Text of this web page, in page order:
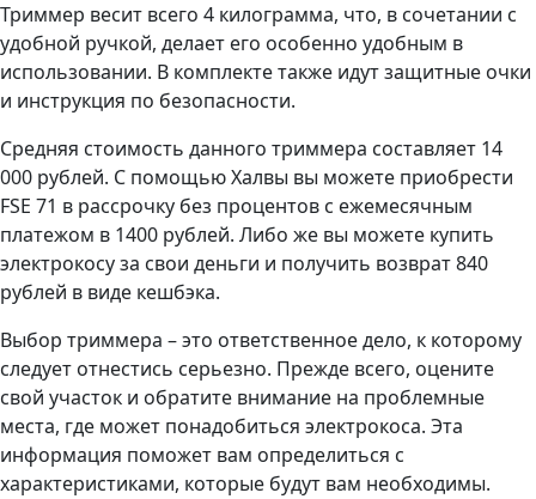
Триммер весит всего 4 килограмма, что, в сочетании с
удобной ручкой, делает его особенно удобным в
использовании. В комплекте также идут защитные очки
и инструкция по безопасности.
Средняя стоимость данного триммера составляет 14
000 рублей. C помощью Халвы вы можете приобрести
FSE 71 в рассрочку без процентов с ежемесячным
платежом в 1400 рублей. Либо же вы можете купить
электрокосу за свои деньги и получить возврат 840
рублей в виде кешбэка.
Выбор триммера – это ответственное дело, к которому
следует отнестись серьезно. Прежде всего, оцените
свой участок и обратите внимание на проблемные
места, где может понадобиться электрокоса. Эта
информация поможет вам определиться с
характеристиками, которые будут вам необходимы.